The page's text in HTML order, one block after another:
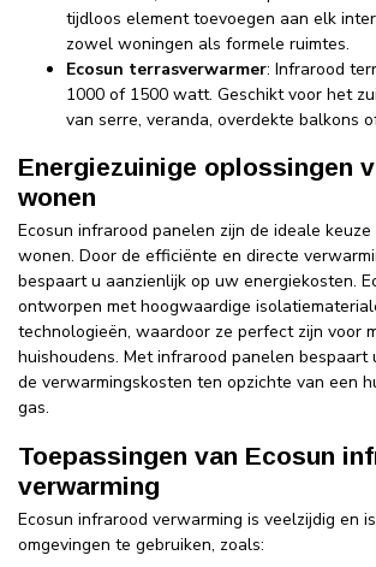
tijdloos element toevoegen aan elk
zowel woningen als formele ruimtes.
Ecosun terrasverwarmer: Infrarood
1000 of 1500 watt. Geschikt voor het
van serre, veranda, overdekte balkons
Energiezuinige oplossingen
wonen
Ecosun infrarood panelen zijn de ideale
wonen. Door de efficiënte en directe
bespaart u aanzienlijk op uw energiekosten.
ontworpen met hoogwaardige
technologieën, waardoor ze perfect zijn voor
huishoudens. Met infrarood panelen
de verwarmingskosten ten opzichte van een
gas.
Toepassingen van Ecosun
verwarming
Ecosun infrarood verwarming is veelzijdig en
omgevingen te gebruiken, zoals: